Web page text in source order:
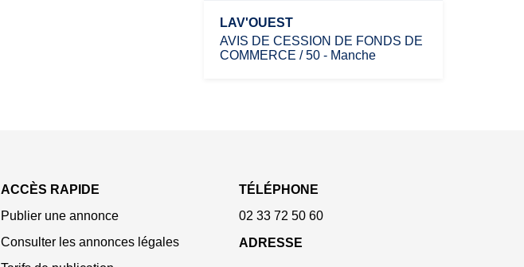
LAV'OUEST
AVIS DE CESSION DE FONDS DE
COMMERCE / 50 - Manche
ACCÈS RAPIDE
Publier une annonce
Consulter les annonces légales
TÉLÉPHONE
02 33 72 50 60
ADRESSE